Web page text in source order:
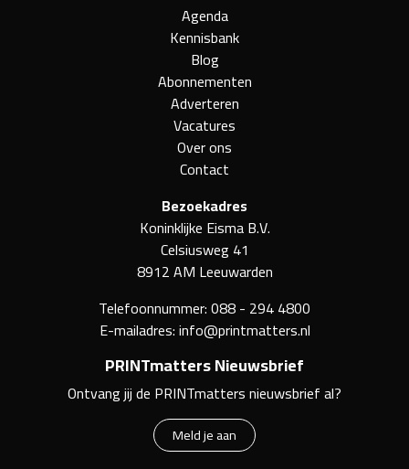
Agenda
Kennisbank
Blog
Abonnementen
Adverteren
Vacatures
Over ons
Contact
Bezoekadres
Koninklijke Eisma B.V.
Celsiusweg 41
8912 AM Leeuwarden
Telefoonnummer:088 - 294 4800
E-mailadres:info@printmatters.nl
PRINTmatters Nieuwsbrief
Ontvang jij de PRINTmatters nieuwsbrief al?
Meld je aan